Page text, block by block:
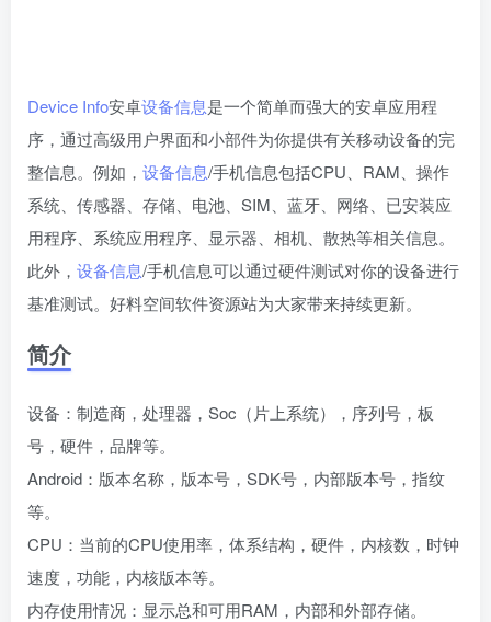
Device Info安卓设备信息是一个简单而强大的安卓应用程
序，通过高级用户界面和小部件为你提供有关移动设备的完
整信息。例如， 设备信息/手机信息包括CPU、RAM、操作
系统、传感器、存储、电池、SIM、蓝牙、网络、已安装应
用程序、系统应用程序、显示器、相机、散热等相关信息。
此外， 设备信息/手机信息可以通过硬件测试对你的设备进行
基准测试。好料空间软件资源站为大家带来持续更新。
简介
设备：制造商，处理器，Soc（片上系统），序列号，板
号，硬件，品牌等。
Android：版本名称，版本号，SDK号，内部版本号，指纹
等。
CPU：当前的CPU使用率，体系结构，硬件，内核数，时钟
速度，功能，内核版本等。
内存使用情况：显示总和可用RAM，内部和外部存储。